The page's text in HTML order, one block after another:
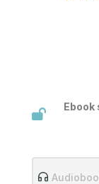
Ebook